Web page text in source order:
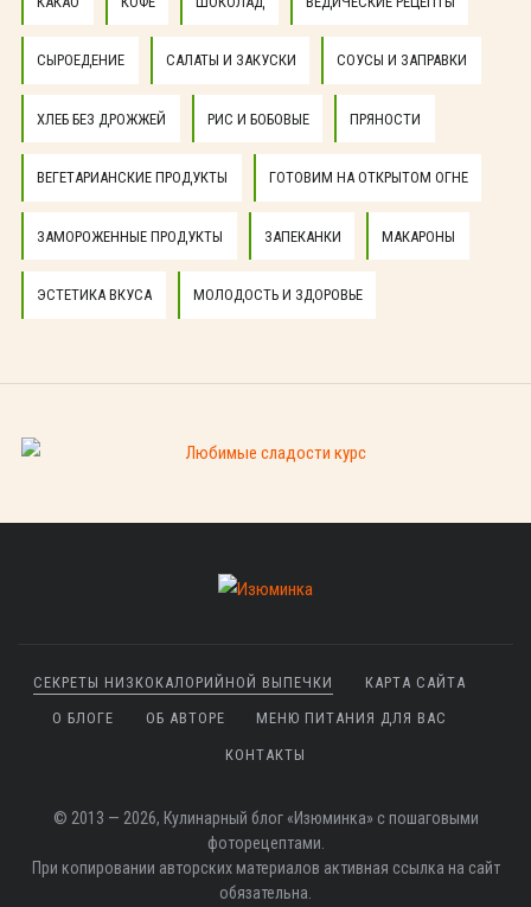
СЫРОЕДЕНИЕ САЛАТЫ И ЗАКУСКИ СОУСЫ И ЗАПРАВКИ
ХЛЕБ БЕЗ ДРОЖЖЕЙ РИС И БОБОВЫЕ ПРЯНОСТИ
ВЕГЕТАРИАНСКИЕ ПРОДУКТЫ ГОТОВИМ НА ОТКРЫТОМ ОГНЕ
ЗАМОРОЖЕННЫЕ ПРОДУКТЫ ЗАПЕКАНКИ МАКАРОНЫ
ЭСТЕТИКА ВКУСА МОЛОДОСТЬ И ЗДОРОВЬЕ
СЕКРЕТЫ НИЗКОКАЛОРИЙНОЙ ВЫПЕЧКИ КАРТА САЙТА
О БЛОГЕ ОБ АВТОРЕ МЕНЮ ПИТАНИЯ ДЛЯ ВАС
КОНТАКТЫ
© 2013 — 2026, Кулинарный блог «Изюминка» с пошаговыми
фоторецептами.
При копировании авторских материалов активная ссылка на сайт
обязательна.